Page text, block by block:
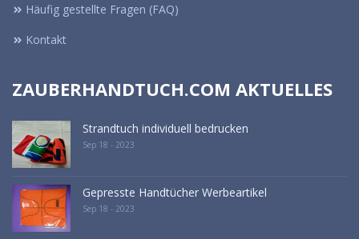
Häufig gestellte Fragen (FAQ)
Kontakt
ZAUBERHANDTUCH.COM AKTUELLES
Strandtuch individuell bedrucken
Sep 18 - 2023
Gepresste Handtücher Werbeartikel
Sep 18 - 2023